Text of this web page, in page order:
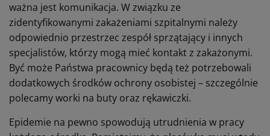
ważna jest komunikacja. W związku ze
zidentyfikowanymi zakażeniami szpitalnymi należy
odpowiednio przestrzec zespół sprzątający i innych
specjalistów, którzy mogą mieć kontakt z zakażonymi.
Być może Państwa pracownicy będą też potrzebowali
dodatkowych środków ochrony osobistej – szczególnie
polecamy worki na buty oraz rękawiczki.
Epidemie na pewno spowodują utrudnienia w pracy